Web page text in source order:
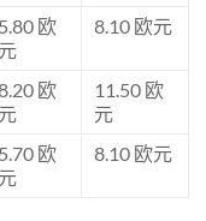
5.80 欧
元
8.10 欧元
欧
元
11.50 欧
元
5.70 欧
元
8.10 欧元